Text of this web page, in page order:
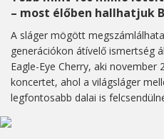
– most élőben hallhatjuk
A sláger mögött
generációkon átívelő ismertség
Eagle-Eye Cherry, aki november
koncertet, ahol a világsláger
legfontosabb dalai is